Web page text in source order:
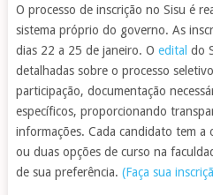
O processo de inscrição no Sisu é
sistema próprio do governo. As
dias 22 a 25 de janeiro. O edital do
detalhadas sobre o processo
participação, documentação
específicos, proporcionando
informações. Cada candidato tem a
ou duas opções de curso na
de sua preferência. (Faça sua